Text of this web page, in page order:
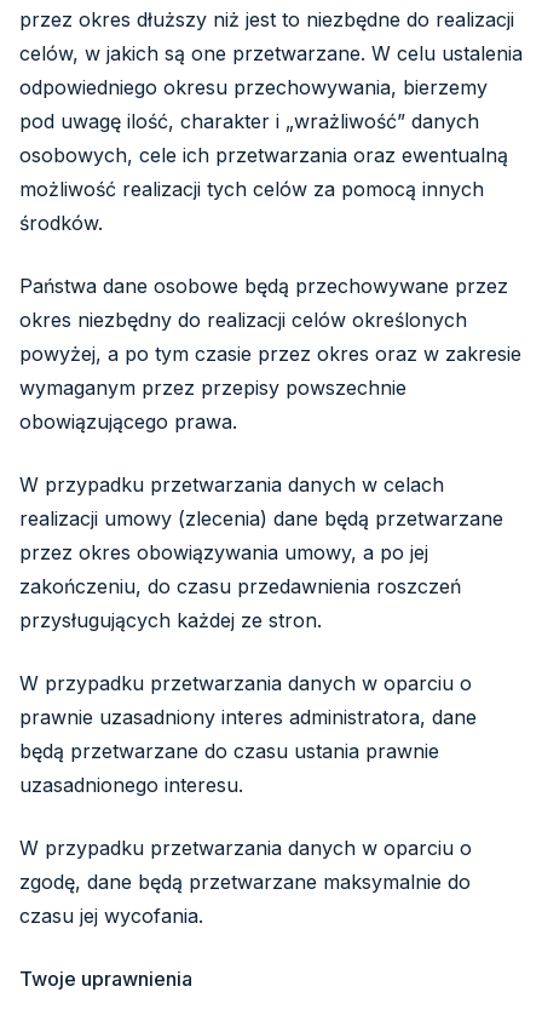
przez okres dłuższy niż jest to niezbędne do realizacji
celów, w jakich są one przetwarzane. W celu ustalenia
odpowiedniego okresu przechowywania, bierzemy
pod uwagę ilość, charakter i „wrażliwość” danych
osobowych, cele ich przetwarzania oraz ewentualną
możliwość realizacji tych celów za pomocą innych
środków.
Państwa dane osobowe będą przechowywane przez
okres niezbędny do realizacji celów określonych
powyżej, a po tym czasie przez okres oraz w zakresie
wymaganym przez przepisy powszechnie
obowiązującego prawa.
W przypadku przetwarzania danych w celach
realizacji umowy (zlecenia) dane będą przetwarzane
przez okres obowiązywania umowy, a po jej
zakończeniu, do czasu przedawnienia roszczeń
przysługujących każdej ze stron.
W przypadku przetwarzania danych w oparciu o
prawnie uzasadniony interes administratora, dane
będą przetwarzane do czasu ustania prawnie
uzasadnionego interesu.
W przypadku przetwarzania danych w oparciu o
zgodę, dane będą przetwarzane maksymalnie do
czasu jej wycofania.
Twoje uprawnienia